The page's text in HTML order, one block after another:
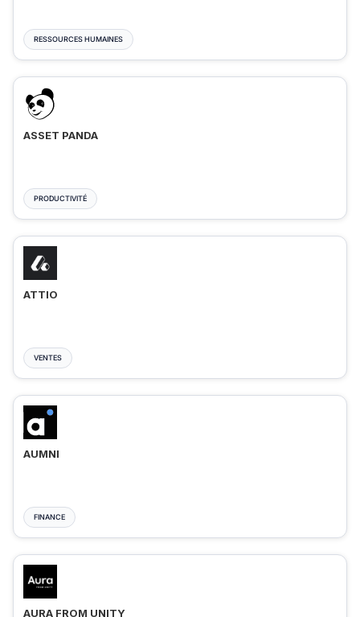
RESSOURCES HUMAINES
ASSET PANDA
PRODUCTIVITÉ
ATTIO
VENTES
AUMNI
FINANCE
AURA FROM UNITY